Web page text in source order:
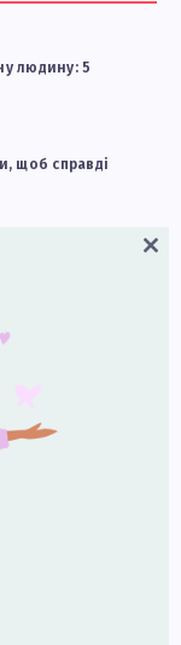
людину: 5
щоб справді
саму історію
нормою — і як
роботі
Close